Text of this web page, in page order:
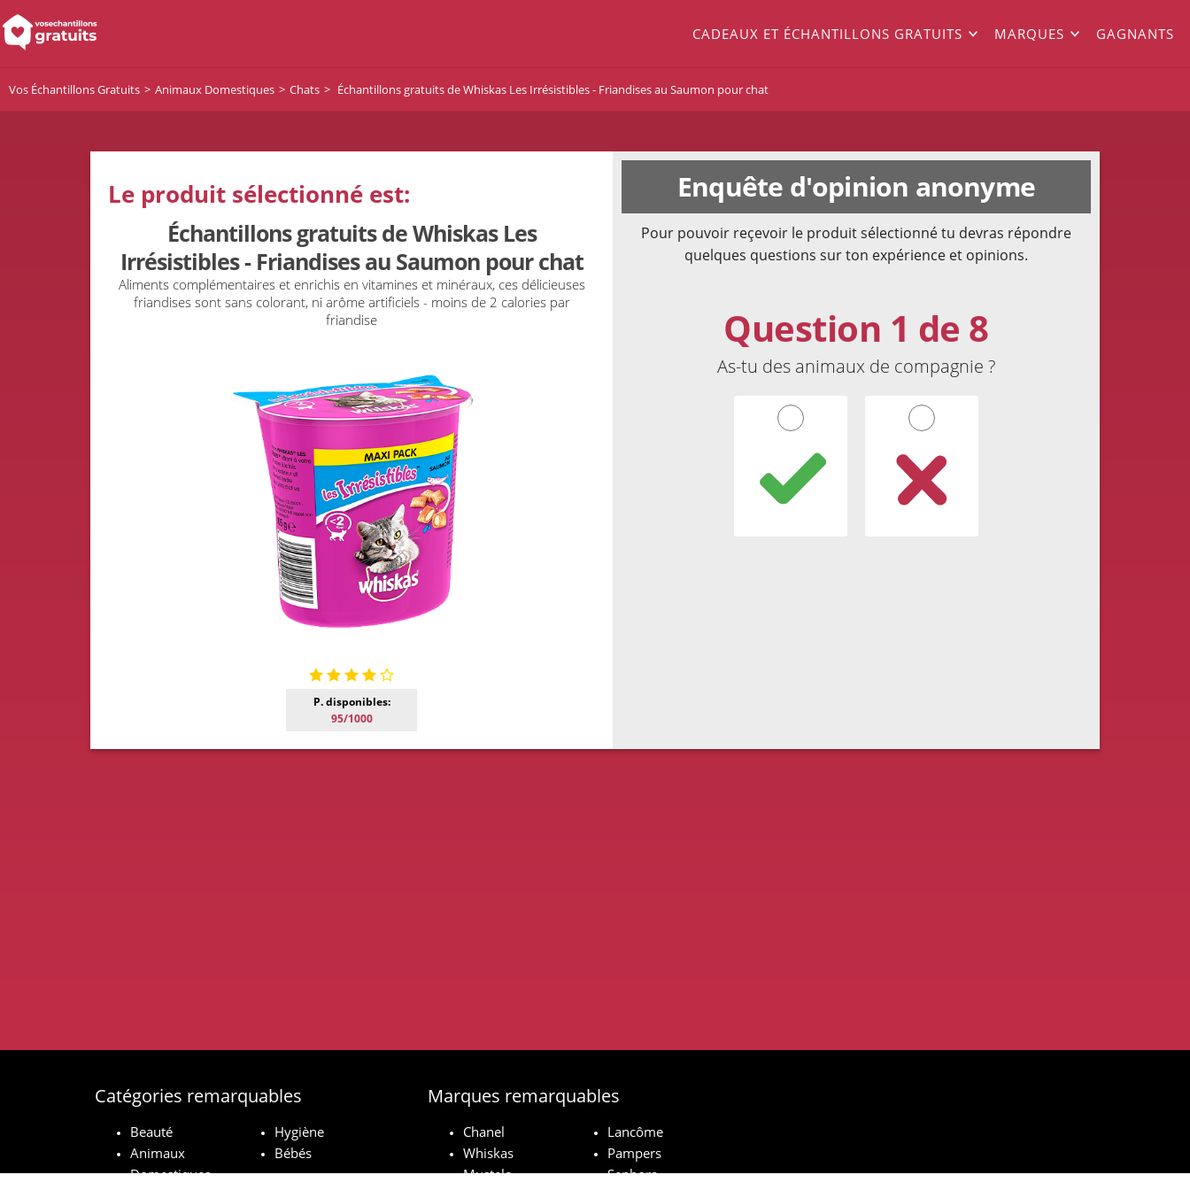
CADEAUX ET ÉCHANTILLONS GRATUITS MARQUES GAGNANTS
Vos Échantillons Gratuits Animaux Domestiques Chats Échantillons gratuits de Whiskas Les Irrésistibles - Friandises au Saumon pour chat
Le produit sélectionné est:
Échantillons gratuits de Whiskas Les
Irrésistibles - Friandises au Saumon pour chat
Aliments complémentaires et enrichis en vitamines et minéraux, ces délicieuses
friandises sont sans colorant, ni arôme artificiels - moins de 2 calories par
friandise
P. disponibles:
95/1000
Enquête d'opinion anonyme
Pour pouvoir reçevoir le produit sélectionné tu devras répondre
quelques questions sur ton expérience et opinions.
Question 1 de 8
As-tu des animaux de compagnie ?
Catégories remarquables
Beauté
Hygiène
Animaux
Domestiques
Bébés
Marques remarquables
Chanel
Lancôme
Whiskas
Pampers
Mustela
Sephora